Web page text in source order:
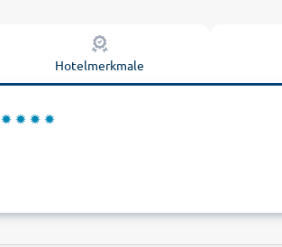
Hotelmerkmale